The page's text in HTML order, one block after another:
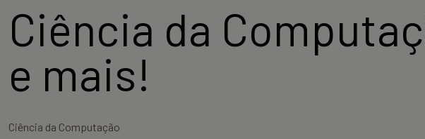
Ciência da
e mais!
Ciência da Computação